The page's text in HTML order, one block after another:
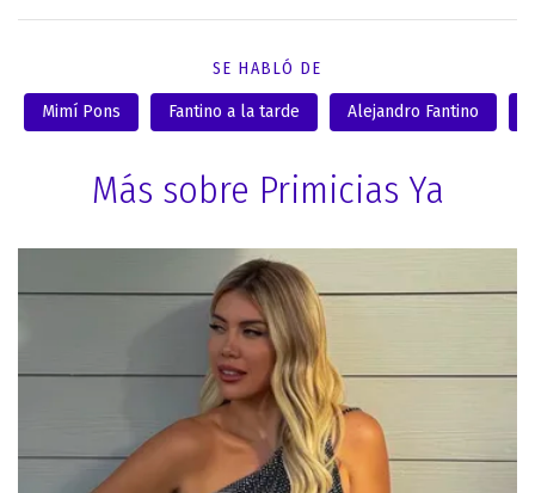
SE HABLÓ DE
Mimí Pons Fantino a la tarde Alejandro Fantino
Más sobre Primicias Ya